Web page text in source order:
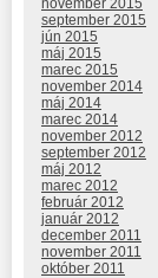
september 2015
jún 2015
máj 2015
marec 2015
november 2014
máj 2014
marec 2014
november 2012
september 2012
máj 2012
marec 2012
február 2012
január 2012
december 2011
november 2011
október 2011